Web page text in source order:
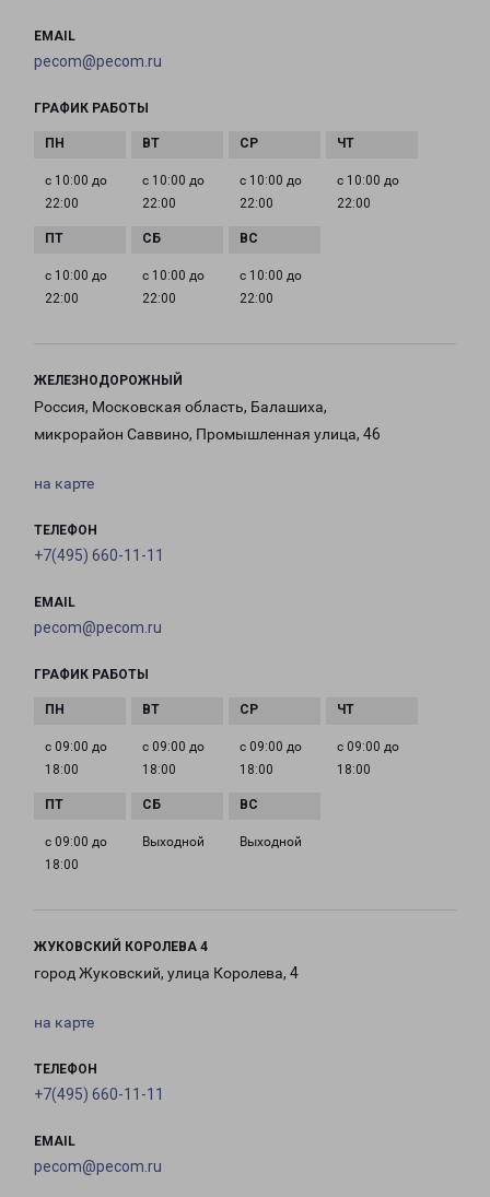
EMAIL
pecom@pecom.ru
ГРАФИК РАБОТЫ
с 10:00 до
22:00
с 10:00 до
22:00
с 10:00 до
22:00
с 10:00 до
22:00
с 10:00 до
22:00
с 10:00 до
22:00
с 10:00 до
22:00
ЖЕЛЕЗНОДОРОЖНЫЙ
Россия, Московская область, Балашиха,
микрорайон Саввино, Промышленная улица, 46
на карте
ТЕЛЕФОН
+7(495) 660-11-11
EMAIL
pecom@pecom.ru
ГРАФИК РАБОТЫ
с 09:00 до
18:00
с 09:00 до
18:00
с 09:00 до
18:00
с 09:00 до
18:00
с 09:00 до
18:00
Выходной Выходной
ЖУКОВСКИЙ КОРОЛЕВА 4
город Жуковский, улица Королева, 4
на карте
ТЕЛЕФОН
+7(495) 660-11-11
EMAIL
pecom@pecom.ru